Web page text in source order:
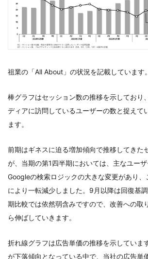
祖業の「All About」の状況を記載しています。
棒グラフはセッション数の推移を示しており
ディアに訪問しているユーザーの数と捉えて
ます。
前期はギネスに迫る増加傾向で推移してきた
が、当期の第1四半期においては、主なユー
Googleの検索ロジックの大きな変更があり、
により一転減少しました。9月以降は回復基
期比較では依然弱含みですので、改善への取
ら伸ばしていきます。
折れ線グラフは広告単価の推移を示していま
が下落傾向となっている中で、当社の広告単